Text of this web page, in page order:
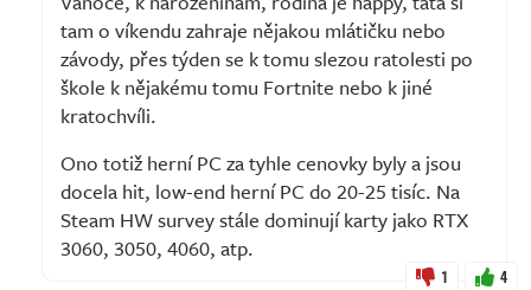
tam o víkendu zahraje nějakou mlátičku nebo
závody, přes týden se k tomu slezou ratolesti po
škole k nějakému tomu Fortnite nebo k jiné
kratochvíli.
Ono totiž herní PC za tyhle cenovky byly a jsou
docela hit, low-end herní PC do 20-25 tisíc. Na
Steam HW survey stále dominují karty jako RTX
3060, 3050, 4060, atp.
1 4